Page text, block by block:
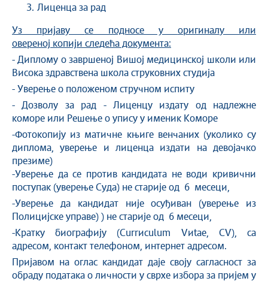
Лиценца за рад
Уз пријавусе подносе у оригиналу или
овереној копији следећа документа:
- Диплому о завршенoj Вишој медицинској школи или
Висока здравствена школа струковних студија
- Уверење о положеном стручном испиту
- Дозволу за рад - Лиценцу издату од надлежне
коморе или Решење о упису у именик Коморе
-Фотокопију из матичне књиге венчаних (уколико су
диплома, уверење и лиценца издати на девојачко
презиме)
-Уверење да се против кандидата не води кривични
поступак (уверење Суда) не старије од 6 месеци,
-Уверење да кандидат није осуђиван (уверење из
Полицијске управе) ) не старије од 6 месеци,
-Кратку биографију (Currиculum Vиtae, CV), са
адресом, контакт телефоном, интернет адресом.
Пријавом на оглас кандидат даје своју сагласност за
обраду података о личности у сврхе избора за пријем у